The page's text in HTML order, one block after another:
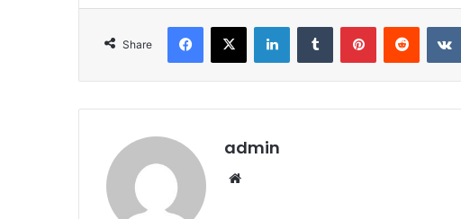
Share
Facebook
X LinkedInTumblr PinterestReddit
admin